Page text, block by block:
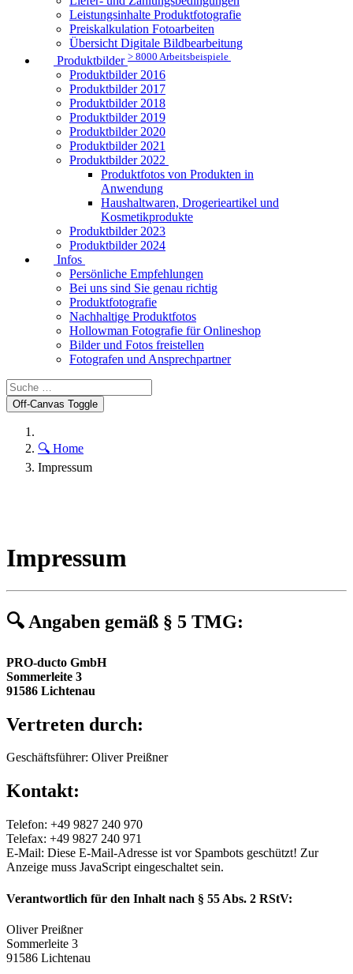
Leistungsinhalte Produktfotografie
Preiskalkulation Fotoarbeiten
Übersicht Digitale Bildbearbeitung
Produktbilder > 8000 Arbeitsbeispiele
Produktbilder 2016
Produktbilder 2017
Produktbilder 2018
Produktbilder 2019
Produktbilder 2020
Produktbilder 2021
Produktbilder 2022
Produktfotos von Produkten in
Anwendung
Haushaltwaren, Drogerieartikel und
Kosmetikprodukte
Produktbilder 2023
Produktbilder 2024
Infos
Persönliche Empfehlungen
Bei uns sind Sie genau richtig
Produktfotografie
Nachhaltige Produktfotos
Hollowman Fotografie für Onlineshop
Bilder und Fotos freistellen
Fotografen und Ansprechpartner
Off-Canvas Toggle
🔍 Home
Impressum
Impressum
🔍 Angaben gemäß § 5 TMG:
PRO-ducto GmbH
Sommerleite 3
91586 Lichtenau
Vertreten durch:
Geschäftsführer: Oliver Preißner
Kontakt:
Telefon: +49 9827 240 970
Telefax: +49 9827 240 971
E-Mail: Diese E-Mail-Adresse ist vor Spambots geschützt! Zur
Anzeige muss JavaScript eingeschaltet sein.
Verantwortlich für den Inhalt nach § 55 Abs. 2 RStV:
Oliver Preißner
Sommerleite 3
91586 Lichtenau